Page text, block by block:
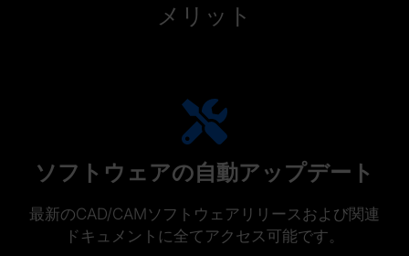
メリット
ソフトウェアの自動アップデート
最新のCAD/CAMソフトウェアリリースおよび関連
ドキュメントに全てアクセス可能です。